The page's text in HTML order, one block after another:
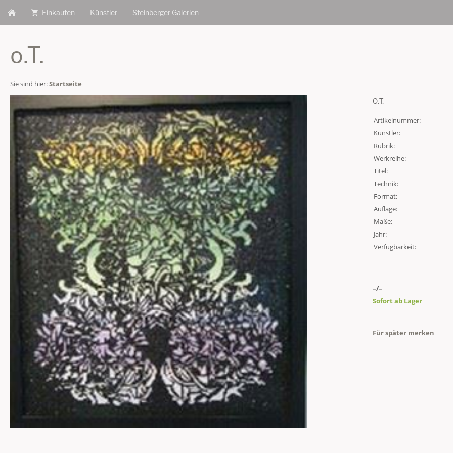
Einkaufen Künstler Steinberger Galerien
o.T.
Sie sind hier:Startseite
O.T.
Artikelnummer:
Künstler:
Rubrik:
Werkreihe:
Titel:
Technik:
Format:
Auflage:
Maße:
Jahr:
Verfügbarkeit:
–/–
Sofort ab Lager
Für später merken